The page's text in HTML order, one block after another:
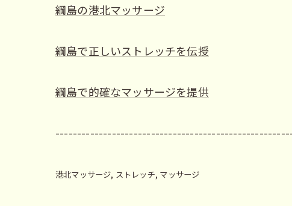
綱島の港北マッサージ
綱島で正しいストレッチを伝授
綱島で的確なマッサージを提供
港北マッサージ ストレッチ マッサージ